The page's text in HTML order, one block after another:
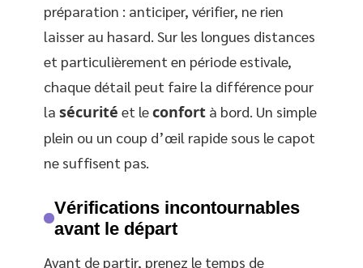
préparation : anticiper, vérifier, ne rien
laisser au hasard. Sur les longues distances
et particulièrement en période estivale,
chaque détail peut faire la différence pour
la sécurité et leconfort à bord. Un simple
plein ou un coup d’œil rapide sous le capot
ne suffisent pas.
Vérifications incontournables
avant le départ
Avant de partir, prenez le temps de